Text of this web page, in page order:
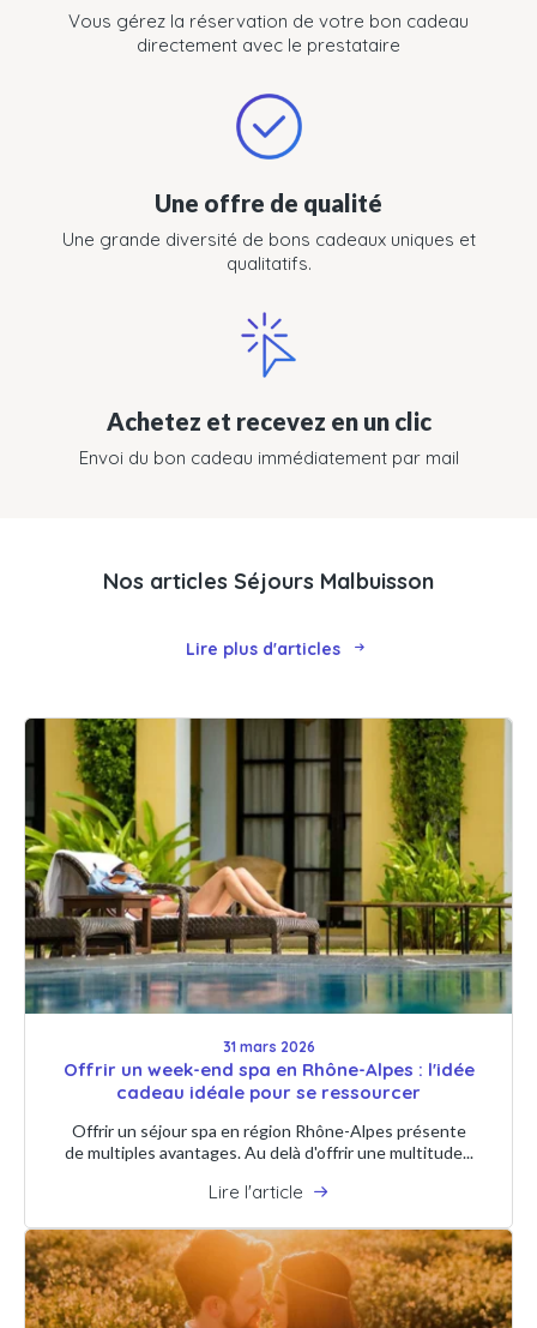
Vous gérez la réservation de votre bon cadeau
directement avec le prestataire
Une offre de qualité
Une grande diversité de bons cadeaux uniques et
qualitatifs.
Achetez et recevez en un clic
Envoi du bon cadeau immédiatement par mail
Nos articles Séjours Malbuisson
Lire plus d'articles
31 mars 2026
Offrir un week-end spa en Rhône-Alpes : l'idée
cadeau idéale pour se ressourcer
Offrir un séjour spa en région Rhône-Alpes présente
de multiples avantages. Au delà d'offrir une multitude...
Lire l'article